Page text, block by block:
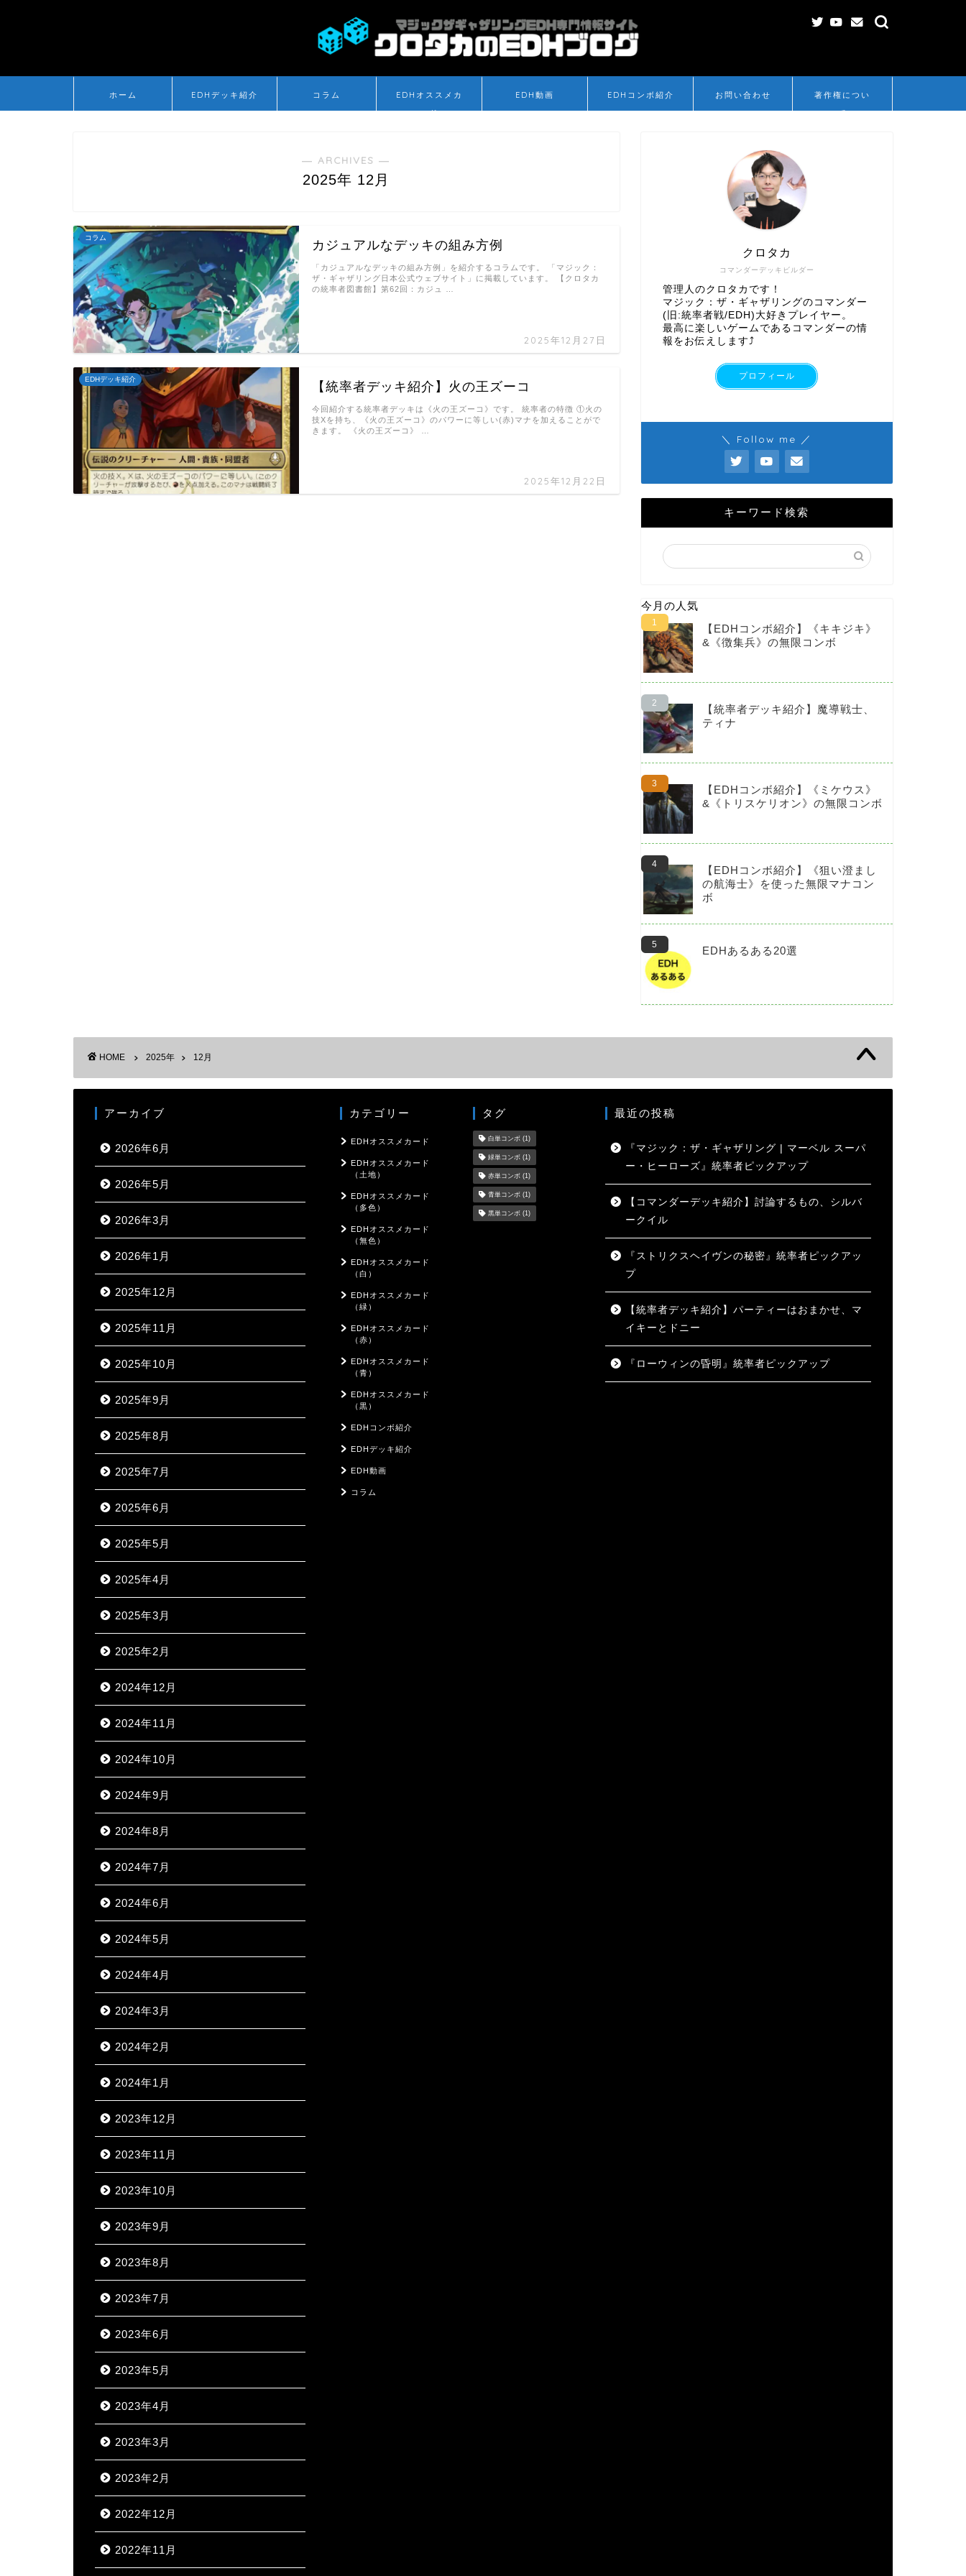
ホーム EDHデッキ紹介 コラム
EDHオススメカ
ード
EDH動画 EDHコンボ紹介 お問い合わせ
著作権につい
て
― ARCHIVES ―
2025年 12月
コラム
カジュアルなデッキの組み方例
2025年12月27日
「カジュアルなデッキの組み方例」を紹介するコラムです。 「マジック：
ザ・ギャザリング日本公式ウェブサイト」に掲載しています。 【クロタカ
の統率者図書館】第62回：カジュ …
EDHデッキ紹介
【統率者デッキ紹介】火の王ズーコ
2025年12月22日
今回紹介する統率者デッキは《火の王ズーコ》です。 統率者の特徴 ①火の
技Xを持ち、《火の王ズーコ》のパワーに等しい(赤)マナを加えることがで
きます。 《火の王ズーコ》 …
コマンダーデッキビルダー
クロタカ
管理人のクロタカです！
マジック：ザ・ギャザリングのコマンダー
(旧:統率者戦/EDH)大好きプレイヤー。
最高に楽しいゲームであるコマンダーの情
報をお伝えします⤴︎
プロフィール
＼ Follow me ／
キーワード検索
今月の人気
【EDHコンボ紹介】《キキジキ》
&《徴集兵》の無限コンボ
【統率者デッキ紹介】魔導戦士、
ティナ
【EDHコンボ紹介】《ミケウス》
&《トリスケリオン》の無限コンボ
【EDHコンボ紹介】《狙い澄まし
の航海士》を使った無限マナコン
ボ
EDHあるある20選
HOME 2025年 12月
アーカイブ
2026年6月
2026年5月
2026年3月
2026年1月
2025年12月
2025年11月
2025年10月
2025年9月
2025年8月
2025年7月
2025年6月
2025年5月
2025年4月
2025年3月
2025年2月
2024年12月
2024年11月
2024年10月
2024年9月
2024年8月
2024年7月
2024年6月
2024年5月
2024年4月
2024年3月
2024年2月
2024年1月
2023年12月
2023年11月
2023年10月
2023年9月
2023年8月
2023年7月
2023年6月
2023年5月
2023年4月
2023年3月
2023年2月
2022年12月
2022年11月
カテゴリー
EDHオススメカード
EDHオススメカード
（土地）
EDHオススメカード
（多色）
EDHオススメカード
（無色）
EDHオススメカード
（白）
EDHオススメカード
（緑）
EDHオススメカード
（赤）
EDHオススメカード
（青）
EDHオススメカード
（黒）
EDHコンボ紹介
EDHデッキ紹介
EDH動画
コラム
タグ
白単コンボ(1)
緑単コンボ(1)
赤単コンボ(1)
青単コンボ(1)
黒単コンボ(1)
最近の投稿
『マジック：ザ・ギャザリング | マーベル スーパ
ー・ヒーローズ』統率者ピックアップ
【コマンダーデッキ紹介】討論するもの、シルバ
ークイル
『ストリクスヘイヴンの秘密』統率者ピックアッ
プ
【統率者デッキ紹介】パーティーはおまかせ、マ
イキーとドニー
『ローウィンの昏明』統率者ピックアップ